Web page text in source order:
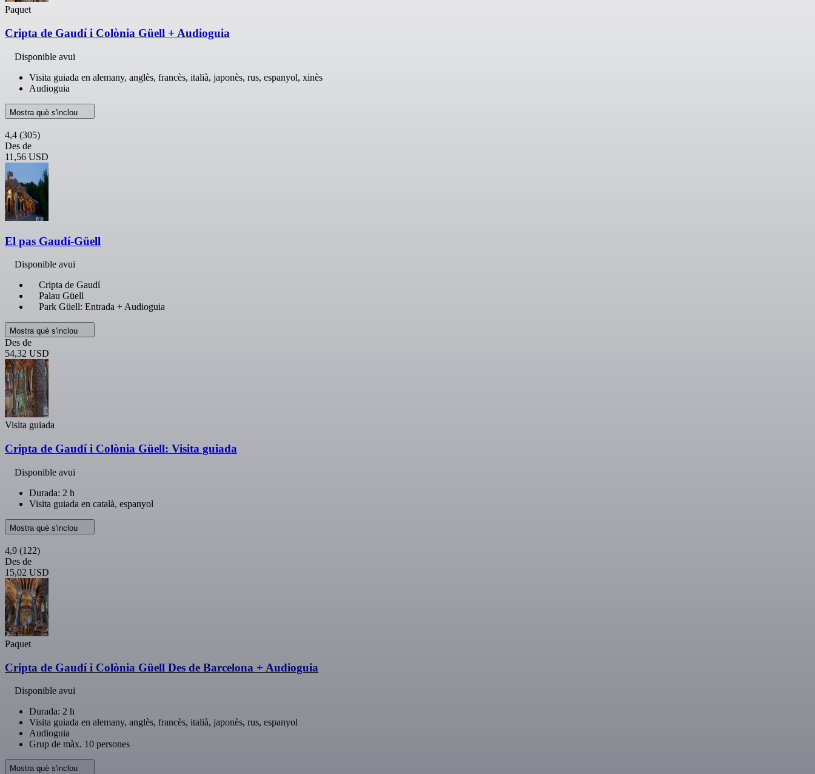
Paquet
Cripta de Gaudí i Colònia Güell + Audioguia
Disponible avui
Visita guiada en alemany, anglès, francès, italià, japonès, rus, espanyol, xinès
Audioguia
Mostra què s'inclou
4,4 (305)
Des de
11,56 USD
El pas Gaudí-Güell
Disponible avui
Cripta de Gaudí
Palau Güell
Park Güell: Entrada + Audioguia
Mostra què s'inclou
Des de
54,32 USD
Visita guiada
Cripta de Gaudí i Colònia Güell: Visita guiada
Disponible avui
Durada: 2 h
Visita guiada en català, espanyol
Mostra què s'inclou
4,9 (122)
Des de
15,02 USD
Paquet
Cripta de Gaudí i Colònia Güell Des de Barcelona + Audioguia
Disponible avui
Durada: 2 h
Visita guiada en alemany, anglès, francès, italià, japonès, rus, espanyol
Audioguia
Grup de màx. 10 persones
Mostra què s'inclou